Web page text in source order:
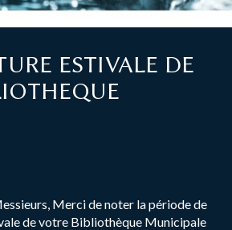
ESTIVALE DE
Merci de noter la période de
de votre Bibliothèque Municipale